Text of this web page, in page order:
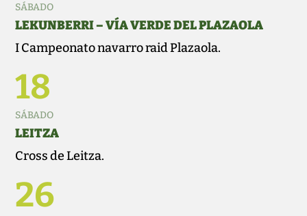
SÁBADO
LEKUNBERRI – VÍA VERDE DEL PLAZAOLA
I Campeonato navarro raid Plazaola.
18
SÁBADO
LEITZA
Cross de Leitza.
26